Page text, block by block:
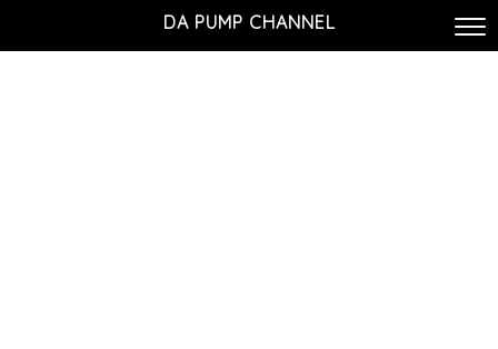
DA PUMP CHANNEL